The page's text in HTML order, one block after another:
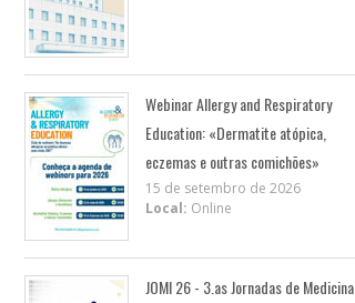
Webinar Allergy and Respiratory
Education: «Dermatite atópica,
eczemas e outras comichões»
15 de setembro de 2026
Local: Online
JOMI 26 - 3.as Jornadas de Medicina